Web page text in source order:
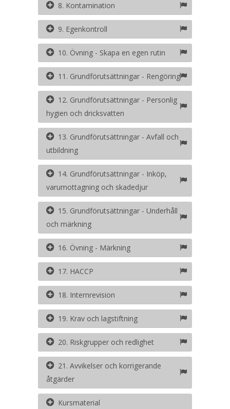
8. Kontamination
9. Egenkontroll
10. Övning - Skapa en egen rutin
11. Grundförutsättningar - Rengöring
12. Grundförutsättningar - Personlig
hygien och dricksvatten
13. Grundförutsättningar - Avfall och
utbildning
14. Grundförutsättningar - Inköp,
varumottagning och skadedjur
15. Grundförutsättningar - Underhåll
och märkning
16. Övning - Märkning
17. HACCP
18. Internrevision
19. Krav och lagstiftning
20. Riskgrupper och redlighet
21. Avvikelser och korrigerande
åtgärder
Kursmaterial